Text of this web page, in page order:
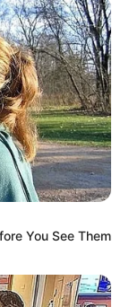
What I
You See Them